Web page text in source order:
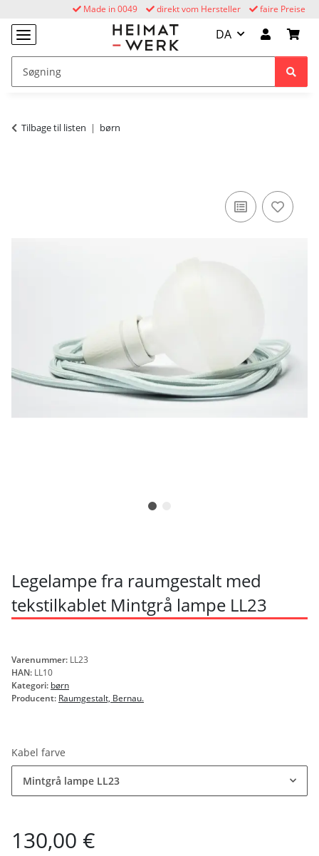
faire Preise
direkt vom Hersteller
Made in 0049
DA
Tilbage til listen børn
Legelampe fra raumgestalt med
tekstilkablet Mintgrå lampe LL23
Varenummer: LL23
HAN: LL10
Kategori: børn
Producent: Raumgestalt, Bernau.
Kabel farve
Mintgrå lampe LL23
130,00 €